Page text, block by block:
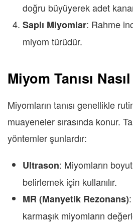
doğru büyüyerek adet
Saplı Miyomlar: Rahme
miyom türüdür.
Miyom Tanısı
Miyomların tanısı genellikle
muayeneler sırasında konur.
yöntemler şunlardır:
Ultrason: Miyomların
belirlemek için kullanılır.
MR (Manyetik Rezonans)
karmaşık miyomların